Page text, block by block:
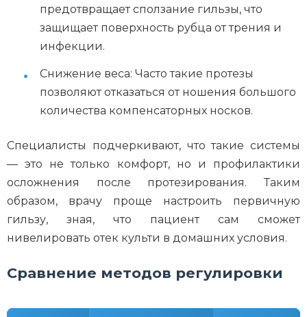
предотвращает сползание гильзы, что
защищает поверхность рубца от трения и
инфекции.
Снижение веса: Часто такие протезы
позволяют отказаться от ношения большого
количества компенсаторных носков.
Специалисты подчеркивают, что такие системы
— это не только комфорт, но и профилактики
осложнения после протезирования. Таким
образом, врачу проще настроить первичную
гильзу, зная, что пациент сам сможет
нивелировать отек культи в домашних условия.
Сравнение методов регулировки